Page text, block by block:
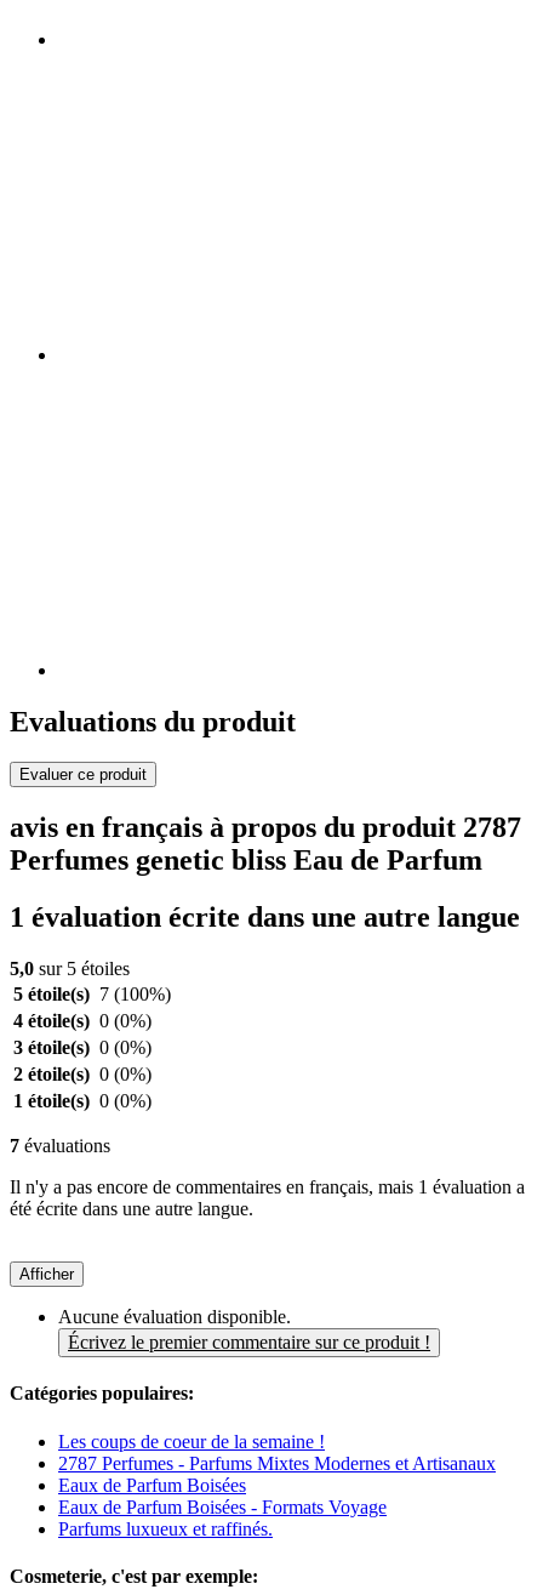
Evaluations du produit
Evaluer ce produit
avis en français à propos du produit 2787
Perfumes genetic bliss Eau de Parfum
1 évaluation écrite dans une autre langue
5,0 sur 5 étoiles
5 étoile(s) 7 (100%)
4 étoile(s) 0 (0%)
3 étoile(s) 0 (0%)
2 étoile(s) 0 (0%)
1 étoile(s) 0 (0%)
7 évaluations
Il n'y a pas encore de commentaires en français, mais 1 évaluation a
été écrite dans une autre langue.
Afficher
Aucune évaluation disponible.
Écrivez le premier commentaire sur ce produit !
Catégories populaires:
Les coups de coeur de la semaine !
2787 Perfumes - Parfums Mixtes Modernes et Artisanaux
Eaux de Parfum Boisées
Eaux de Parfum Boisées - Formats Voyage
Parfums luxueux et raffinés.
Cosmeterie, c'est par exemple: